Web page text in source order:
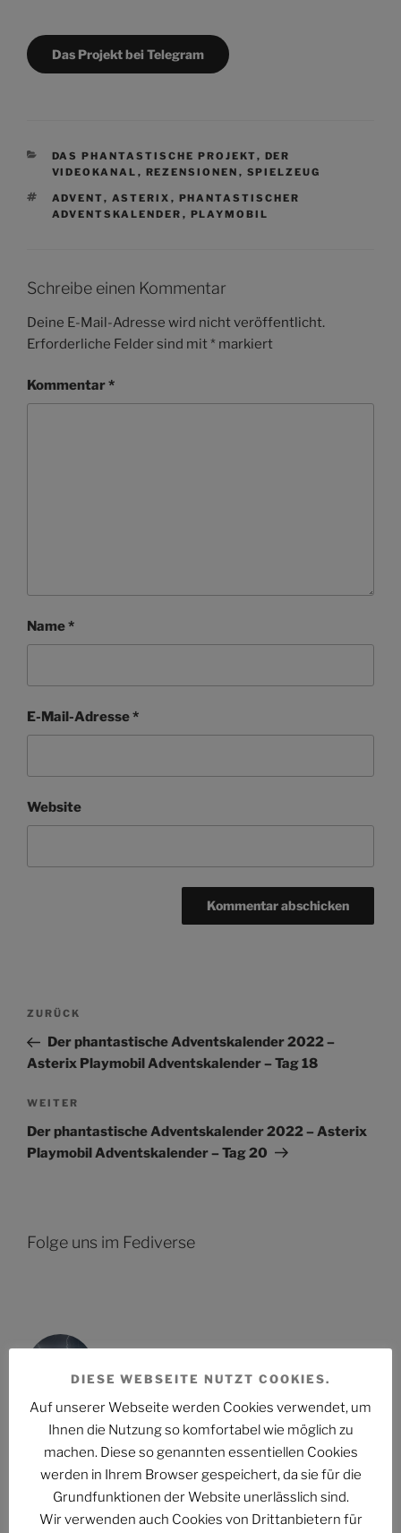
Das Projekt bei Telegram
KATEGORIEN
DAS PHANTASTISCHE PROJEKT, DER
VIDEOKANAL , REZENSIONEN , SPIELZEUG
SCHLAGWÖRTER
ADVENT, ASTERIX , PHANTASTISCHER
ADVENTSKALENDER , PLAYMOBIL
Schreibe einen Kommentar
Deine E-Mail-Adresse wird nicht veröffentlicht.
Erforderliche Felder sind mit* markiert
Kommentar*
Name*
E-Mail-Adresse*
Website
Beitragsnavigation
Vorheriger
Beitrag
ZURÜCK
Der phantastische Adventskalender 2022 –
Asterix Playmobil Adventskalender – Tag 18
Nächster
Beitrag
WEITER
Der phantastische Adventskalender 2022 – Asterix
Playmobil Adventskalender – Tag 20
Folge uns im Fediverse
@phan.pro@phan.pro
NEUESTE ARTIKEL
PHANTUM NOVA Nr. 002: Der auch noch? Ein Mann
DIESE WEBSEITE NUTZT COOKIES.
Auf unserer Webseite werden Cookies verwendet, um
Ihnen die Nutzung so komfortabel wie möglich zu
machen. Diese so genannten essentiellen Cookies
werden in Ihrem Browser gespeichert, da sie für die
Grundfunktionen der Website unerlässlich sind.
Wir verwenden auch Cookies von Drittanbietern für